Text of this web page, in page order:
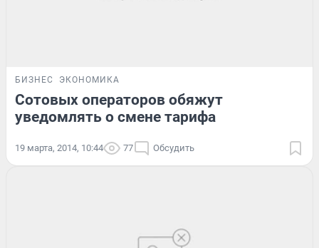
БИЗНЕС ЭКОНОМИКА
Сотовых операторов обяжут
уведомлять о смене тарифа
19 марта, 2014, 10:44 77 Обсудить